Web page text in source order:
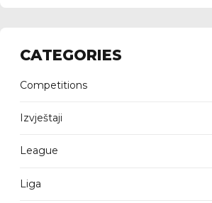
CATEGORIES
Competitions
Izvještaji
League
Liga